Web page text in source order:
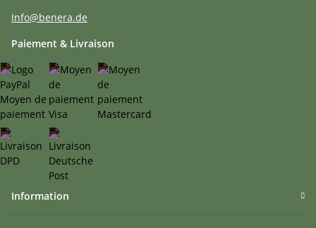
Info@benera.de
Paiement & Livraison
Information